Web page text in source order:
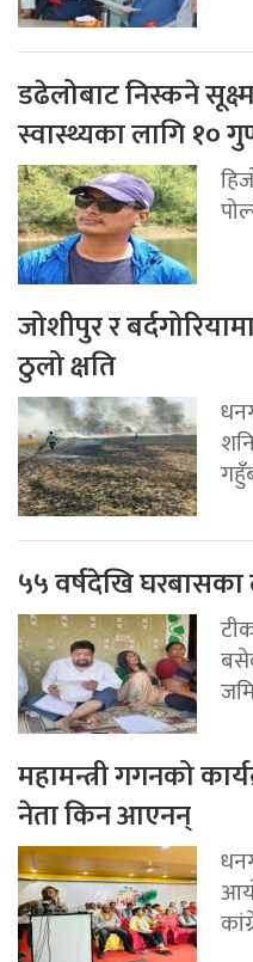
डढेलोबाट निस्कने
स्वास्थ्यका लागि १०
जोशीपुर र
ठुलो क्षति
५५ वर्षदेखि घरबासका
महामन्त्री गगनको
नेता किन आएनन्